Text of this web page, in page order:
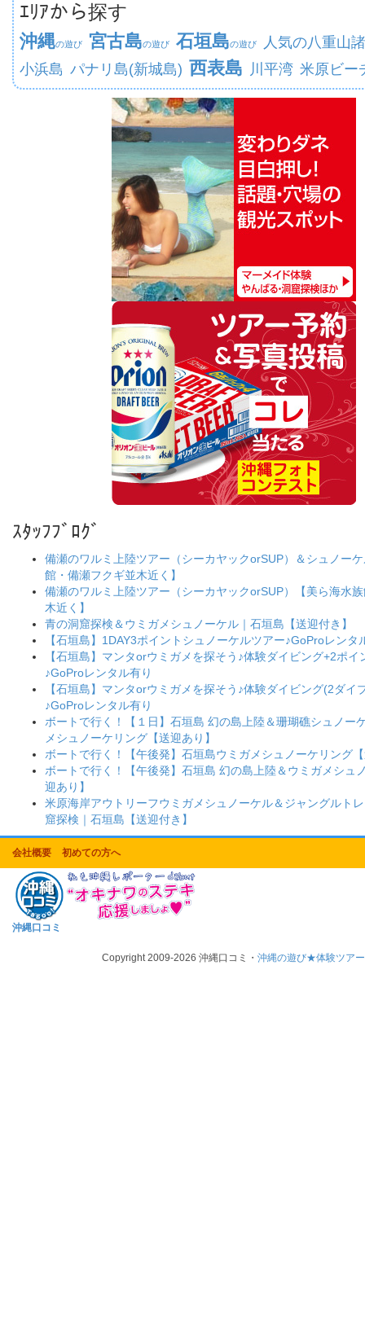
ｴﾘｱから探す
沖縄の遊び 宮古島の遊び 石垣島の遊び
人気の八重山
小浜島 パナリ島(新城島) 西表島 川平湾 米原ビー
ｽﾀｯﾌﾌﾞﾛｸﾞ
備瀬のワルミ上陸ツアー（シーカヤックorSUP）＆シュノー
館・備瀬フクギ並木近く】
備瀬のワルミ上陸ツアー（シーカヤックorSUP）【美ら海水
木近く】
青の洞窟探検＆ウミガメシュノーケル｜石垣島【送迎付き】
【石垣島】1DAY3ポイントシュノーケルツアー♪GoProレンタ
【石垣島】マンタorウミガメを探そう♪体験ダイビング+2ポイ
♪GoProレンタル有り
【石垣島】マンタorウミガメを探そう♪体験ダイビング(2ダイ
♪GoProレンタル有り
ボートで行く！【１日】石垣島 幻の島上陸＆珊瑚礁シュノー
メシュノーケリング【送迎あり】
ボートで行く！【午後発】石垣島ウミガメシュノーケリング
ボートで行く！【午後発】石垣島 幻の島上陸＆ウミガメシュ
迎あり】
米原海岸アウトリーフウミガメシュノーケル＆ジャングルト
窟探検｜石垣島【送迎付き】
会社概要 初めての方へ
沖縄口コミ
Copyright 2009-2026 沖縄口コミ・沖縄の遊び★体験ツアー